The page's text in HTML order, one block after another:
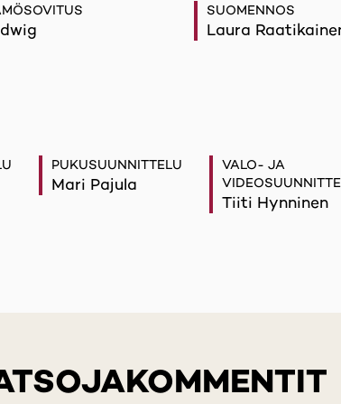
SUOMENNOS
Laura
PUKUSUUNNITTELU
Mari Pajula
VALO- JA
Tiiti Hynninen